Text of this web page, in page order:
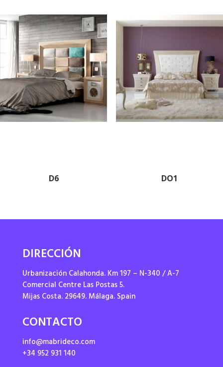
D6 DO1
DIRECCIÓN
Urbanización Calahonda. Km 197 – N-340 / A-7
Comercial Centre Las Postas 5.
Mijas Costa. 29649. Málaga. Spain
CONTACTO
info@mabrideco.com
+34 952 931 140